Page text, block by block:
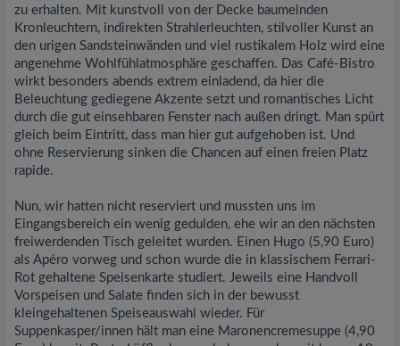
zu erhalten. Mit kunstvoll von der Decke baumelnden
Kronleuchtern, indirekten Strahlerleuchten, stilvoller Kunst an
den urigen Sandsteinwänden und viel rustikalem Holz wird eine
angenehme Wohlfühlatmosphäre geschaffen. Das Café-Bistro
wirkt besonders abends extrem einladend, da hier die
Beleuchtung gediegene Akzente setzt und romantisches Licht
durch die gut einsehbaren Fenster nach außen dringt. Man spürt
gleich beim Eintritt, dass man hier gut aufgehoben ist. Und
ohne Reservierung sinken die Chancen auf einen freien Platz
rapide.
Nun, wir hatten nicht reserviert und mussten uns im
Eingangsbereich ein wenig gedulden, ehe wir an den nächsten
freiwerdenden Tisch geleitet wurden. Einen Hugo (5,90 Euro)
als Apéro vorweg und schon wurde die in klassischem Ferrari-
Rot gehaltene Speisenkarte studiert. Jeweils eine Handvoll
Vorspeisen und Salate finden sich in der bewusst
kleingehaltenen Speiseauswahl wieder. Für
Suppenkasper/innen hält man eine Maronencremesuppe (4,90